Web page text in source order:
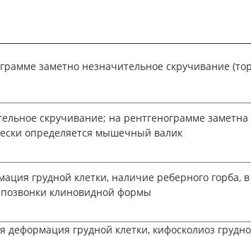
заметно незначительное скручивание
скручивание; на рентгенограмме
определяется мышечный валик
грудной клетки, наличие реберного горба,
клиновидной формы
деформация грудной клетки, кифосколиоз